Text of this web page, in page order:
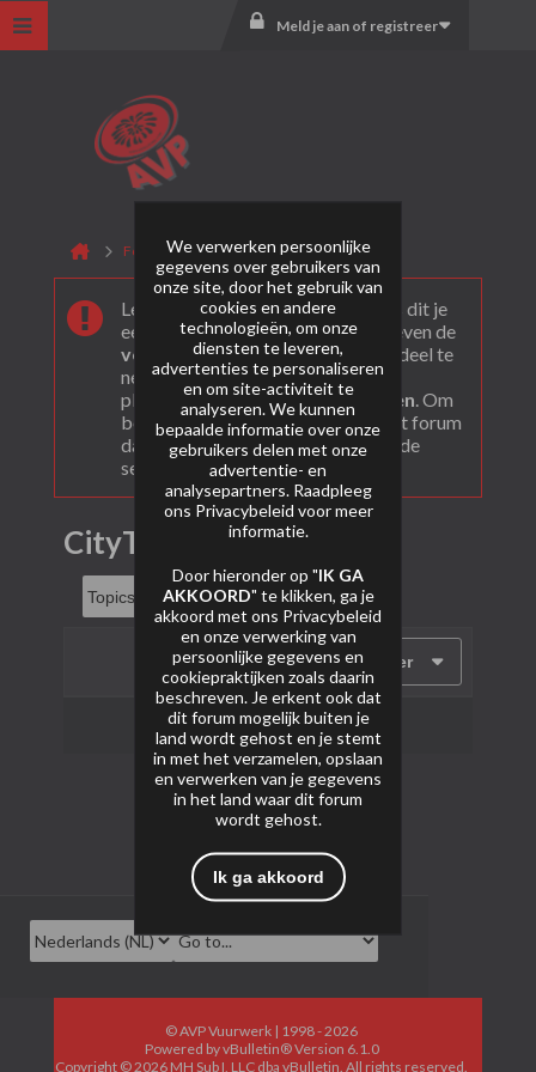
Meld je aan of registreer
Forum Mercurius CityTrip
Leuk dat je ons gevonden hebt! Als dit je
eerste bezoek is bekijk dan eerst even de
veel gestelde vragen. Om actief deel te
nemen en ook berichten te kunnen
plaatsen moet je je eerstregisteren. Om
berichten te bekijken, selecteer het forum
dat je wil bezoeken uit onderstaande
selectie.
CityTrip
Filter
Geen onderwerpen gevonden.
© AVP Vuurwerk | 1998 - 2026
Powered byvBulletin®Version 6.1.0
Copyright © 2026 MH Sub I, LLC dba vBulletin. All rights reserved.
We verwerken persoonlijke
gegevens over gebruikers van
onze site, door het gebruik van
cookies en andere
technologieën, om onze
diensten te leveren,
advertenties te personaliseren
en om site-activiteit te
analyseren. We kunnen
bepaalde informatie over onze
gebruikers delen met onze
advertentie- en
analysepartners. Raadpleeg
ons Privacybeleid voor meer
informatie.
Door hieronder op "IK GA
AKKOORD" te klikken, ga je
akkoord met ons Privacybeleid
en onze verwerking van
persoonlijke gegevens en
cookiepraktijken zoals daarin
beschreven. Je erkent ook dat
dit forum mogelijk buiten je
land wordt gehost en je stemt
in met het verzamelen, opslaan
en verwerken van je gegevens
in het land waar dit forum
wordt gehost.
Ik ga akkoord